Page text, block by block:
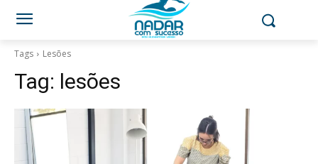
Tags Lesões
Tag: lesões